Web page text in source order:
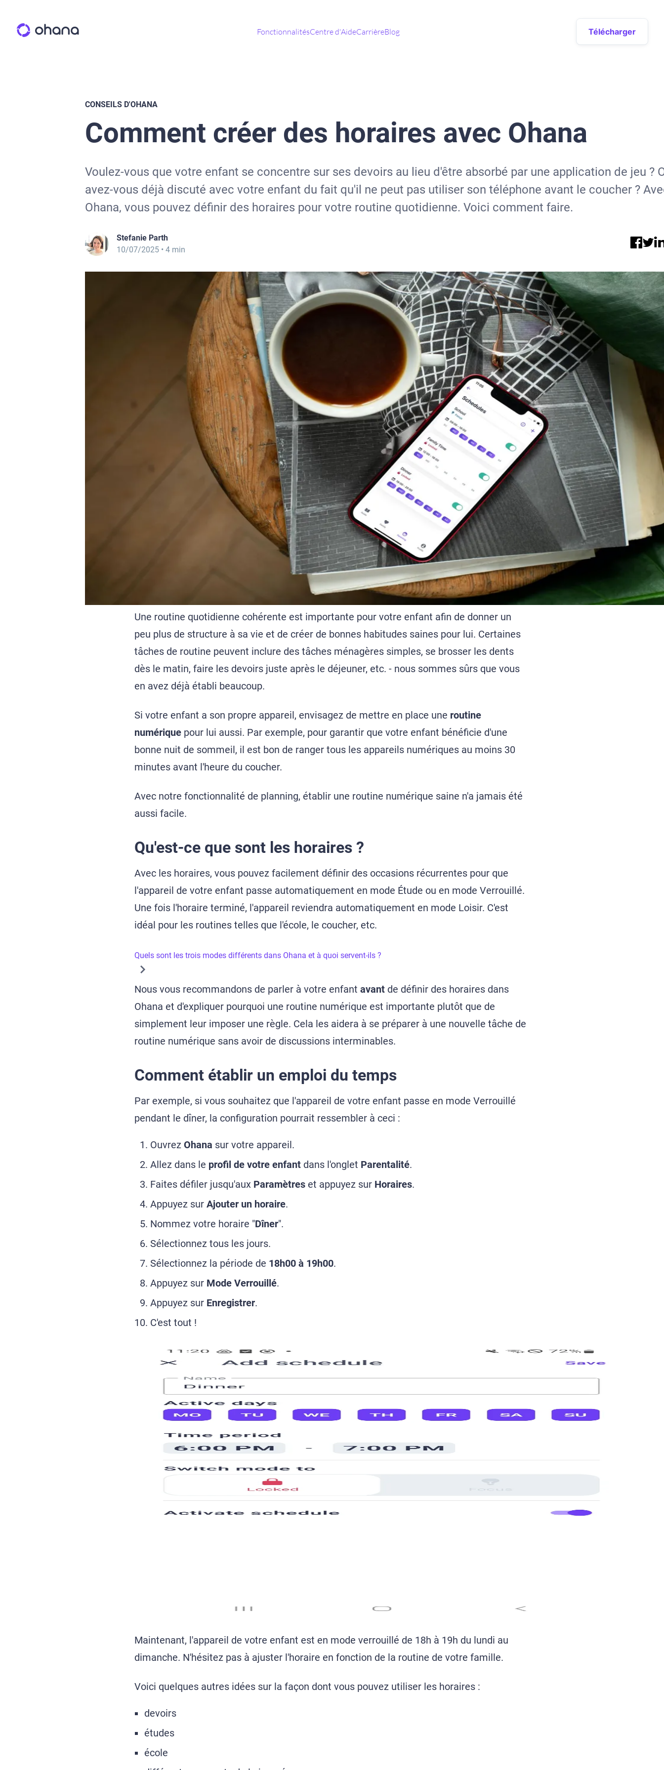
FonctionnalitésCentre d'AideCarrièreBlog Télécharger
CONSEILS D'OHANA
Comment créer des horaires avec Ohana
Voulez-vous que votre enfant se concentre sur ses devoirs au lieu d'être absorbé par une application de jeu ?
avez-vous déjà discuté avec votre enfant du fait qu'il ne peut pas utiliser son téléphone avant le coucher ?
Ohana, vous pouvez définir des horaires pour votre routine quotidienne. Voici comment faire.
Stefanie Parth
10/07/2025 • 4 min
Une routine quotidienne cohérente est importante pour votre enfant afin de donner un
peu plus de structure à sa vie et de créer de bonnes habitudes saines pour lui. Certaines
tâches de routine peuvent inclure des tâches ménagères simples, se brosser les dents
dès le matin, faire les devoirs juste après le déjeuner, etc. - nous sommes sûrs que vous
en avez déjà établi beaucoup.
Si votre enfant a son propre appareil, envisagez de mettre en place une routine
numérique pour lui aussi. Par exemple, pour garantir que votre enfant bénéficie d'une
bonne nuit de sommeil, il est bon de ranger tous les appareils numériques au moins 30
minutes avant l'heure du coucher.
Avec notre fonctionnalité de planning, établir une routine numérique saine n'a jamais été
aussi facile.
Qu'est-ce que sont les horaires ?
Avec les horaires, vous pouvez facilement définir des occasions récurrentes pour que
l'appareil de votre enfant passe automatiquement en mode Étude ou en mode Verrouillé.
Une fois l'horaire terminé, l'appareil reviendra automatiquement en mode Loisir. C'est
idéal pour les routines telles que l'école, le coucher, etc.
Quels sont les trois modes différents dans Ohana et à quoi servent-ils ?
Nous vous recommandons de parler à votre enfant avant de définir des horaires dans
Ohana et d'expliquer pourquoi une routine numérique est importante plutôt que de
simplement leur imposer une règle. Cela les aidera à se préparer à une nouvelle tâche de
routine numérique sans avoir de discussions interminables.
Comment établir un emploi du temps
Par exemple, si vous souhaitez que l'appareil de votre enfant passe en mode Verrouillé
pendant le dîner, la configuration pourrait ressembler à ceci :
Ouvrez Ohana sur votre appareil.
Allez dans le profil de votre enfant dans l'onglet Parentalité.
Faites défiler jusqu'aux Paramètres et appuyez sur Horaires.
Appuyez sur Ajouter un horaire.
Nommez votre horaire "Dîner".
Sélectionnez tous les jours.
Sélectionnez la période de 18h00 à 19h00.
Appuyez sur Mode Verrouillé.
Appuyez sur Enregistrer.
C'est tout !
Maintenant, l'appareil de votre enfant est en mode verrouillé de 18h à 19h du lundi au
dimanche. N'hésitez pas à ajuster l'horaire en fonction de la routine de votre famille.
Voici quelques autres idées sur la façon dont vous pouvez utiliser les horaires :
devoirs
études
école